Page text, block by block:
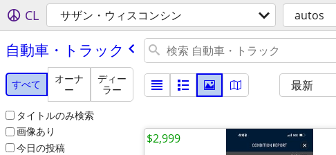
CL サザン・ウィスコンシン autos
自動車・トラック
すべて
オーナ
ー
ディー
ラー
タイトルのみ検索
画像あり
今日の投稿
最新
$2,999